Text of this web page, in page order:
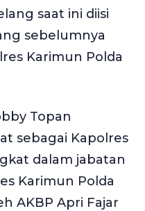
saat ini diisi
sebelumnya
Karimun Polda
Topan
sebagai Kapolres
dalam jabatan
Karimun Polda
AKBP Apri Fajar